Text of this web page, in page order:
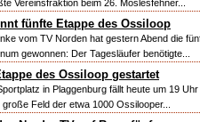
Vereinsfraktion beim 26. Moslesfehner...
fünfte Etappe des Ossiloop
vom TV Norden hat gestern Abend die
gewonnen: Der Tagesläufer benötigte...
des Ossiloop gestartet
in Plaggenburg fällt heute um 19
Feld der etwa 1000 Ossilooper...